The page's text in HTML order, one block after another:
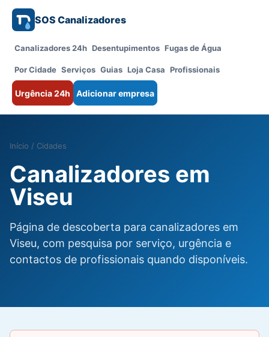
SOS Canalizadores
Canalizadores 24h Desentupimentos Fugas de Água
Por Cidade Serviços Guias Loja Casa Profissionais
Urgência 24h Adicionar empresa
Início / Cidades
Canalizadores em
Viseu
Página de descoberta para canalizadores em
Viseu, com pesquisa por serviço, urgência e
contactos de profissionais quando disponíveis.